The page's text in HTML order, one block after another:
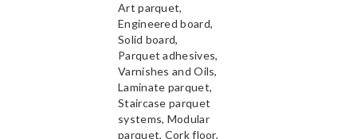
Art parquet,
Engineered board,
Solid board,
Parquet adhesives,
Varnishes and Oils,
Laminate parquet,
Staircase parquet
systems, Modular
parquet, Cork floor,